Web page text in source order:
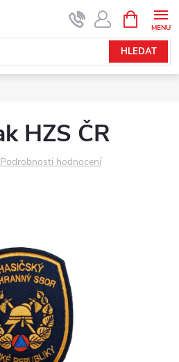
HLEDAT
NÁKUPNÍ
KOŠÍK
HZS ČR
Podrobnosti hodnocení